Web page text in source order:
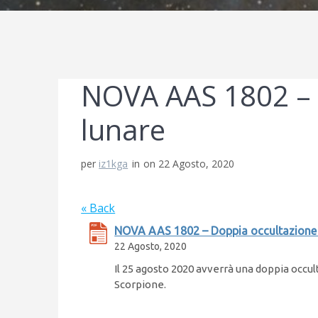
NOVA AAS 1802
lunare
per iz1kga in on 22 Agosto, 2020
« Back
NOVA AAS 1802 – Doppia
22 Agosto, 2020
Il 25 agosto 2020 avverrà una doppia
Scorpione.